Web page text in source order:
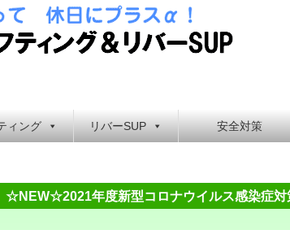
長良
ィング リバーSUP 安全対策
☆NEW☆2021年度新型コロナウイルス感染症対